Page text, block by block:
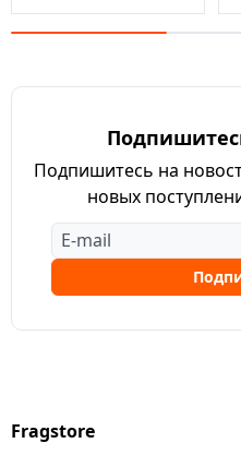
Подпишитесь на
новых
Fragstore